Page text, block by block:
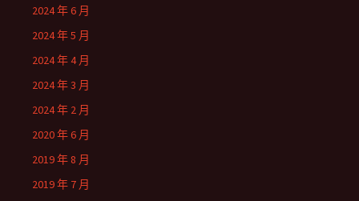
2024 年 6 月
2024 年 5 月
2024 年 4 月
2024 年 3 月
2024 年 2 月
2020 年 6 月
2019 年 8 月
2019 年 7 月